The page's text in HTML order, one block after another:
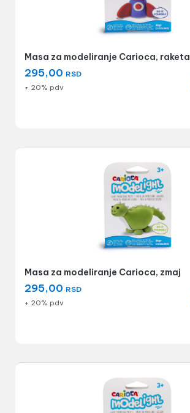
Masa za modeliranje Carioca, raketa
295,00 RSD
+ 20% pdv
Masa za modeliranje Carioca, zmaj
295,00 RSD
+ 20% pdv